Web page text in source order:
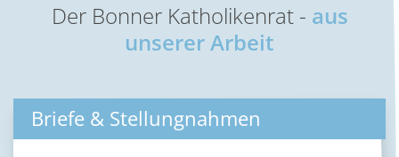
Der Bonner Katholikenrat - aus
unserer Arbeit
Briefe & Stellungnahmen